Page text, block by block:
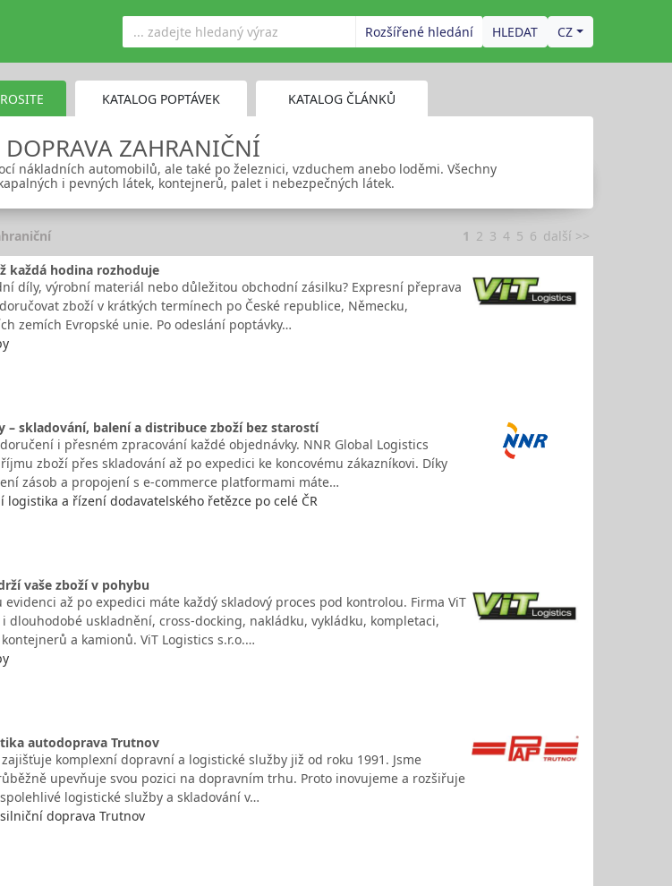
Rozšířené hledání CZ
KATALOG POPTÁVEK KATALOG ČLÁNKŮ
ZAHRANIČNÍ
nákladních automobilů, ale také po železnici, vzduchem anebo loděmi. Všechny
i pevných látek, kontejnerů, palet i nebezpečných látek.
1 2 3 4 5 6 další >>
každá hodina rozhoduje
díly, výrobní materiál nebo důležitou obchodní zásilku? Expresní přeprava
zboží v krátkých termínech po České republice, Německu,
zemích Evropské unie. Po odeslání poptávky…
skladování, balení a distribuce zboží bez starostí
i přesném zpracování každé objednávky. NNR Global Logistics
zboží přes skladování až po expedici ke koncovému zákazníkovi. Díky
zásob a propojení s e-commerce platformami máte…
a řízení dodavatelského řetězce po celé ČR
vaše zboží v pohybu
až po expedici máte každý skladový proces pod kontrolou. Firma ViT
dlouhodobé uskladnění, cross-docking, nakládku, vykládku, kompletaci,
a kamionů. ViT Logistics s.r.o.…
autodoprava Trutnov
zajišťuje komplexní dopravní a logistické služby již od roku 1991. Jsme
upevňuje svou pozici na dopravním trhu. Proto inovujeme a rozšiřuje
logistické služby a skladování v…
silniční doprava Trutnov